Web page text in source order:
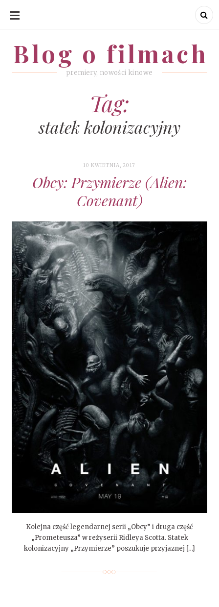
SKIP
CONTENT
Blog o filmach
premiery, nowości kinowe
Blog o filmach
Tag:
statek kolonizacyjny
10 KWIETNIA, 2017
Obcy: Przymierze (Alien:
Covenant)
Kolejna część legendarnej serii „Obcy” i druga część
„Prometeusza” w reżyserii Ridleya Scotta. Statek
kolonizacyjny „Przymierze” poszukuje przyjaznej […]